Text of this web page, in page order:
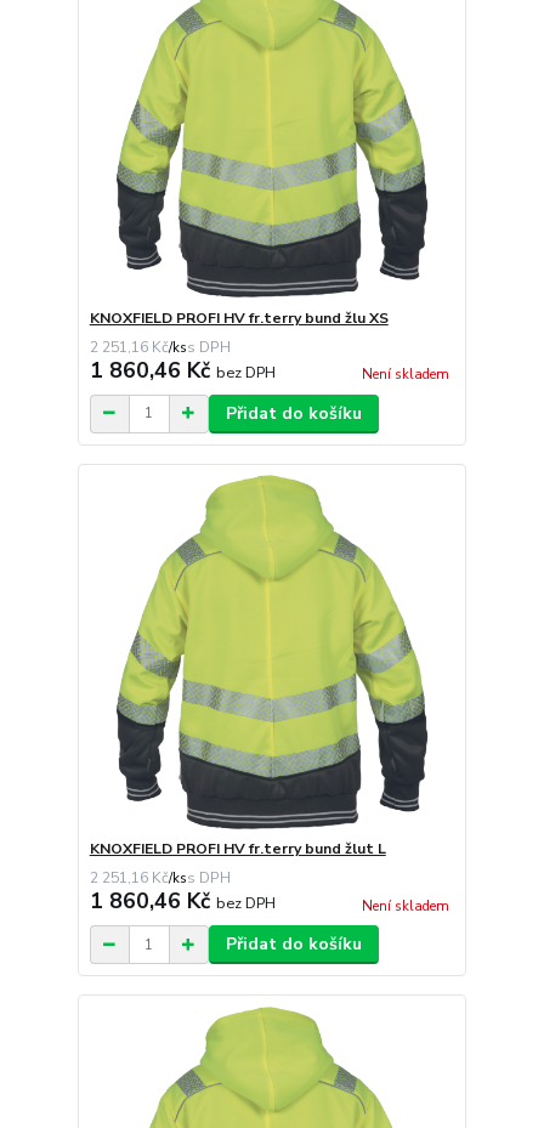
KNOXFIELD PROFI HV fr.terry bund žlu XS
2 251,16 Kč/ks
1 860,46 Kč bez DPH Není skladem
Přidat do košíku
KNOXFIELD PROFI HV fr.terry bund žlut L
2 251,16 Kč/ks
1 860,46 Kč bez DPH Není skladem
Přidat do košíku